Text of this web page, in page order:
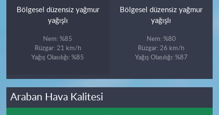
Bölgesel düzensiz yağmur
yağışlı
Nem: %85
Rüzgar: 21 km/h
Yağış Olasılığı: %85
Bölgesel düzensiz yağmur
yağışlı
Nem: %80
Rüzgar: 26 km/h
Yağış Olasılığı: %87
Araban Hava Kalitesi